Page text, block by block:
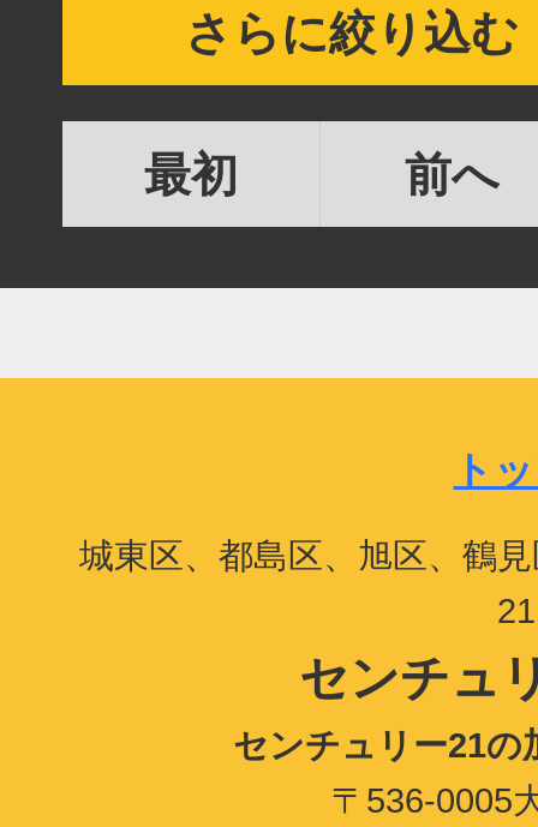
さらに絞り込む
最初 前へ
ト
城東区、都島区、旭区、鶴
センチュ
センチュリー21の
〒536-0005